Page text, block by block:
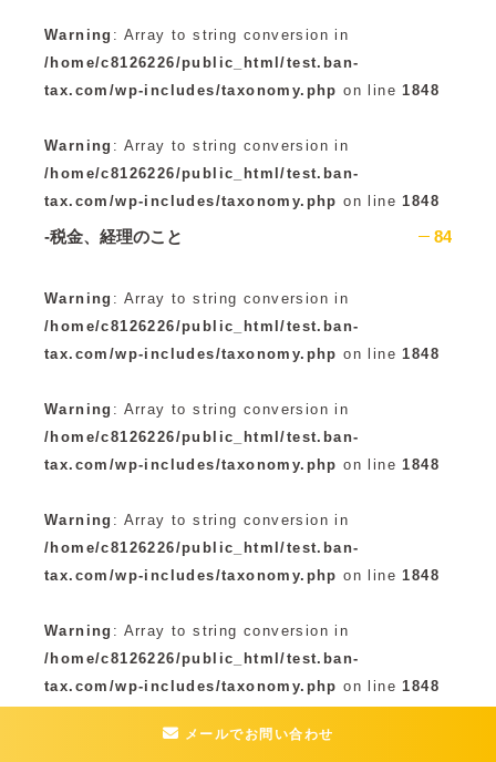
Warning : Array to string conversion in
/home/c8126226/public_html/test.ban-
tax.com/wp-includes/taxonomy.php on line 1848
Warning : Array to string conversion in
/home/c8126226/public_html/test.ban-
tax.com/wp-includes/taxonomy.php on line 1848
-税金、経理のこと 84
Warning : Array to string conversion in
/home/c8126226/public_html/test.ban-
tax.com/wp-includes/taxonomy.php on line 1848
Warning : Array to string conversion in
/home/c8126226/public_html/test.ban-
tax.com/wp-includes/taxonomy.php on line 1848
Warning : Array to string conversion in
/home/c8126226/public_html/test.ban-
tax.com/wp-includes/taxonomy.php on line 1848
Warning : Array to string conversion in
/home/c8126226/public_html/test.ban-
tax.com/wp-includes/taxonomy.php on line 1848
: Array to string conversion in
メールでお問い合わせ